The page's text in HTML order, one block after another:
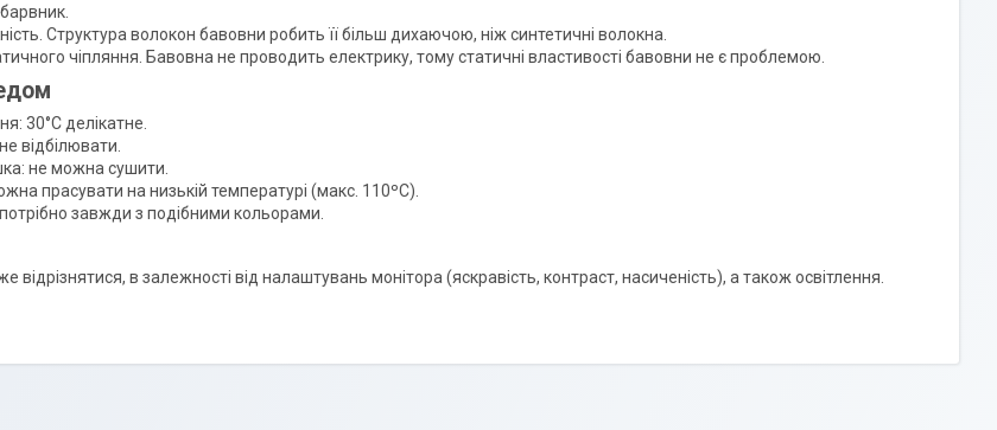
Структура волокон бавовни робить її більш дихаючою, ніж синтетичні волокна.
чіпляння. Бавовна не проводить електрику, тому статичні властивості бавовни не є проблемою.
30°C делікатне.
відбілювати.
не можна сушити.
прасувати на низькій температурі (макс. 110ºC).
завжди з подібними кольорами.
відрізнятися, в залежності від налаштувань монітора (яскравість, контраст, насиченість), а також освітлення.